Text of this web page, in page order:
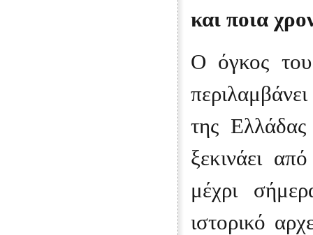
και ποια
Ο όγκος του
της
ξεκινάει
μέχρι
ιστορικό